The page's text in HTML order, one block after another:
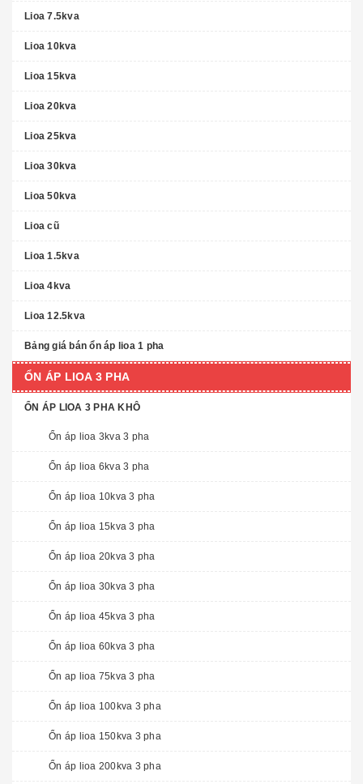
Lioa 7.5kva
Lioa 10kva
Lioa 15kva
Lioa 20kva
Lioa 25kva
Lioa 30kva
Lioa 50kva
Lioa cũ
Lioa 1.5kva
Lioa 4kva
Lioa 12.5kva
Bảng giá bán ổn áp lioa 1 pha
ỔN ÁP LIOA 3 PHA
ỔN ÁP LIOA 3 PHA KHÔ
Ổn áp lioa 3kva 3 pha
Ổn áp lioa 6kva 3 pha
Ổn áp lioa 10kva 3 pha
Ổn áp lioa 15kva 3 pha
Ổn áp lioa 20kva 3 pha
Ổn áp lioa 30kva 3 pha
Ổn áp lioa 45kva 3 pha
Ổn áp lioa 60kva 3 pha
Ổn ap lioa 75kva 3 pha
Ổn áp lioa 100kva 3 pha
Ổn áp lioa 150kva 3 pha
Ổn áp lioa 200kva 3 pha